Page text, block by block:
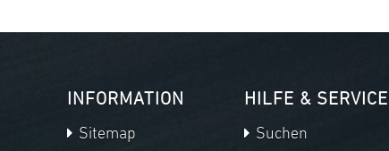
INFORMATION
Sitemap
HILFE & SERVICE
Suchen